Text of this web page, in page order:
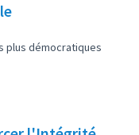
plus démocratiques